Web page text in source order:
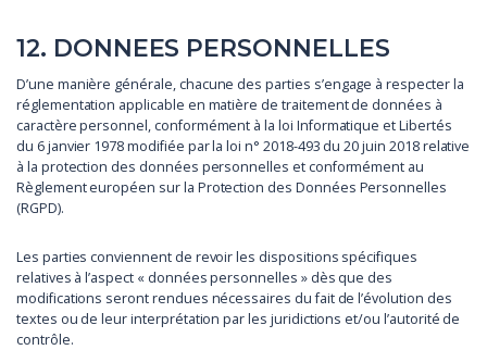
12. DONNEES PERSONNELLES
D’une manière générale, chacune des parties s’engage à respecter la
réglementation applicable en matière de traitement de données à
caractère personnel, conformément à la loi Informatique et Libertés
du 6 janvier 1978 modifiée par la loi n° 2018-493 du 20 juin 2018 relative
à la protection des données personnelles et conformément au
Règlement européen sur la Protection des Données Personnelles
(RGPD).
Les parties conviennent de revoir les dispositions spécifiques
relatives à l’aspect « données personnelles » dès que des
modifications seront rendues nécessaires du fait de l’évolution des
textes ou de leur interprétation par les juridictions et/ou l’autorité de
contrôle.